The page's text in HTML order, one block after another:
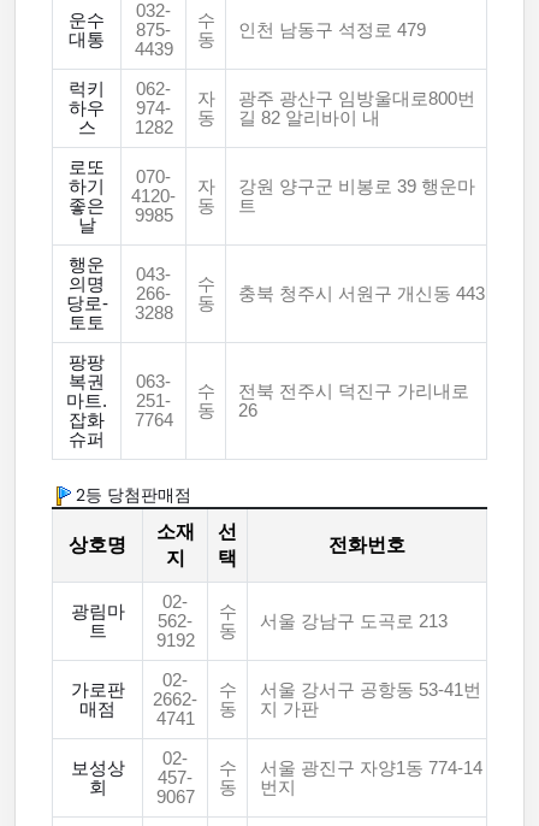
운수
대통
032-
875-
4439
수
동
인천 남동구 석정로 479
럭키
하우
스
062-
974-
1282
자
동
광주 광산구 임방울대로800번
길 82 알리바이 내
로또
하기
좋은
날
070-
4120-
9985
자
동
강원 양구군 비봉로 39 행운마
트
행운
의명
당로-
토토
043-
266-
3288
수
동
충북 청주시 서원구 개신동 443
팡팡
복권
마트.
잡화
슈퍼
063-
251-
7764
수
동
전북 전주시 덕진구 가리내로
26
2등 당첨판매점
상호명
소재
지
선
택
전화번호
광림마
트
02-
562-
9192
수
동
서울 강남구 도곡로 213
가로판
매점
02-
2662-
4741
수
동
서울 강서구 공항동 53-41번
지 가판
보성상
회
02-
457-
9067
수
동
서울 광진구 자양1동 774-14
번지